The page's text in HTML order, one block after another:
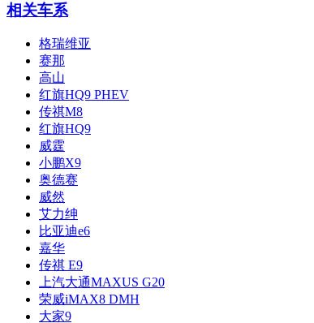
相关车系
格瑞维亚
赛那
高山
红旗HQ9 PHEV
传祺M8
红旗HQ9
威霆
小鹏X9
奥德赛
威然
艾力绅
比亚迪e6
嘉华
传祺 E9
上汽大通MAXUS G20
荣威iMAX8 DMH
大家9